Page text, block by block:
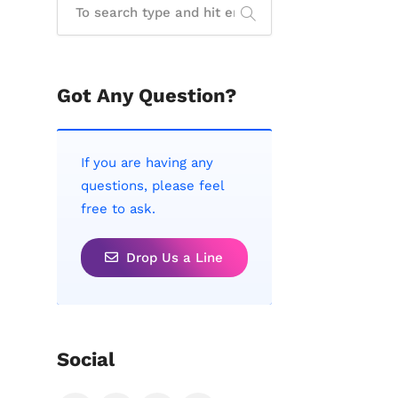
Got Any Question?
If you are having any
questions, please feel
free to ask.
Drop Us a Line
Social